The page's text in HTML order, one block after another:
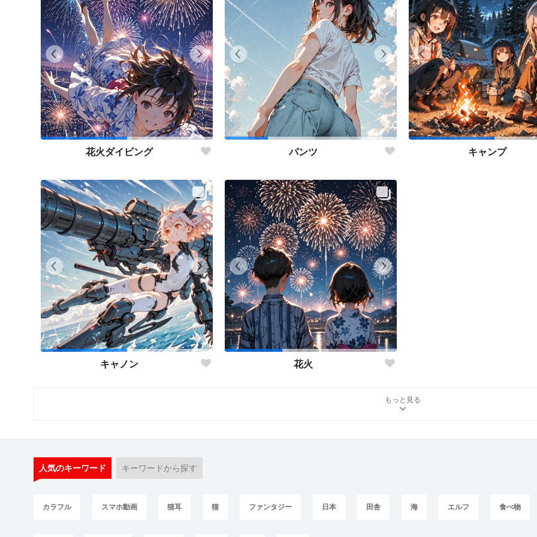
花火ダイビング パンツ キャンプ
キャノン 花火
もっと見る
人気のキーワード キーワードから探す
カラフル スマホ動画 猫耳 猫 ファンタジー 日本 田舎 海 エルフ 食べ物